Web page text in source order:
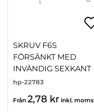
SKRUV F6S
FÖRSÄNKT MED
INVÄNDIG SEXKANT
hp-22783
Från 2,78 kr inkl. moms